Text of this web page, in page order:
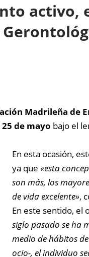
activo,
Madrileña de
25 de mayo bajo el
En esta ocasión,
ya que «esta
son más, los
de vida excelente»,
En este sentido, el
siglo pasado se ha
medio de hábitos
ocio-, el individuo